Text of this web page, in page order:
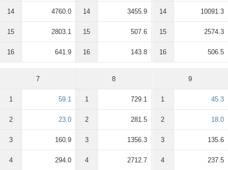
14 4760.0
15 2803.1
16 641.9
14 3455.9
15 507.6
16 143.8
14 10091.3
15 2574.3
16 506.5
7
1 59.1
2 23.0
3 160.9
4 294.0
8
1 729.1
2 281.5
3 1356.3
4 2712.7
9
1 45.3
2 18.0
3 135.6
4 237.5